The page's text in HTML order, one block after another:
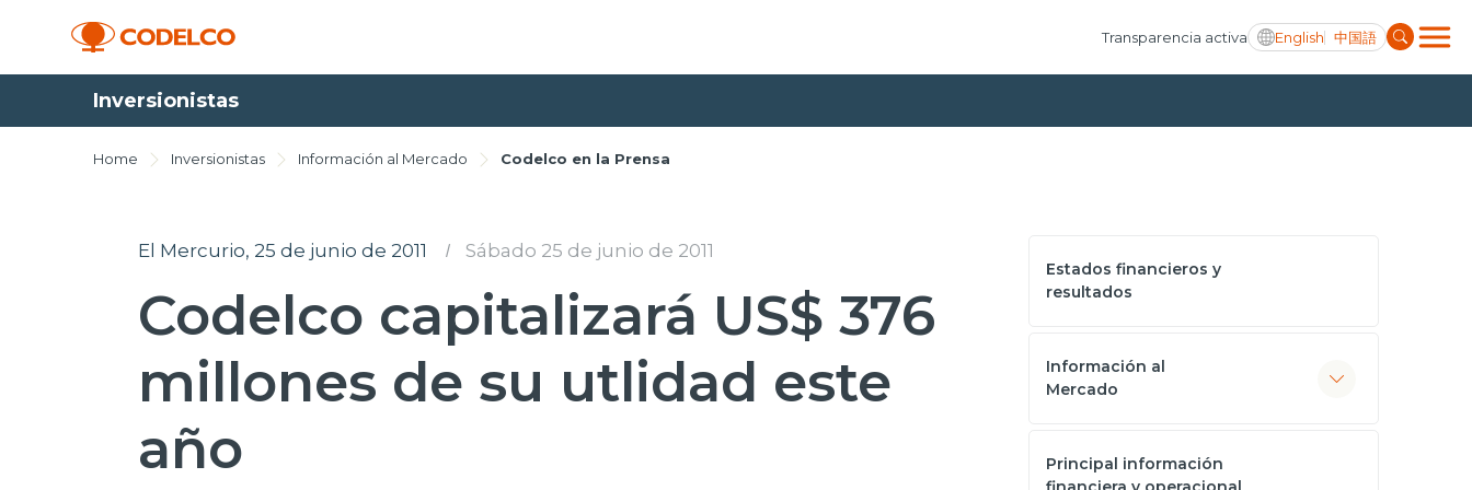
Transparencia activa English 中国語
Inversionistas
Home Inversionistas Información al Mercado Codelco en la Prensa
El Mercurio, 25 de junio de 2011 I Sábado 25 de junio de 2011
Codelco capitalizará US$ 376
millones de su utlidad este
año
Estados financieros y
resultados
Información al
Mercado
Principal información